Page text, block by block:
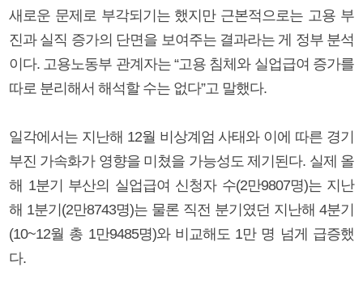
새로운 문제로 부각되기는 했지만 근본적으로는 고용 부
진과 실직 증가의 단면을 보여주는 결과라는 게 정부 분석
이다. 고용노동부 관계자는 “고용 침체와 실업급여 증가를
따로 분리해서 해석할 수는 없다”고 말했다.
일각에서는 지난해 12월 비상계엄 사태와 이에 따른 경기
부진 가속화가 영향을 미쳤을 가능성도 제기된다. 실제 올
해 1분기 부산의 실업급여 신청자 수(2만9807명)는 지난
해 1분기(2만8743명)는 물론 직전 분기였던 지난해 4분기
(10~12월 총 1만9485명)와 비교해도 1만 명 넘게 급증했
다.